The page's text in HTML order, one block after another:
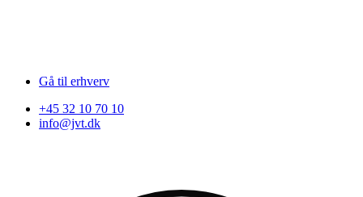
Gå til erhverv
+45 32 10 70 10
info@jvt.dk